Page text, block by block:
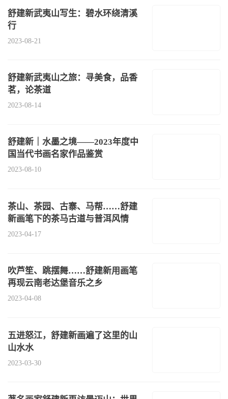
舒建新武夷山写生：碧水环绕清溪
行
2023-08-21
舒建新武夷山之旅：寻美食，品香
茗，论茶道
2023-08-14
舒建新｜水墨之境——2023年度中
国当代书画名家作品鉴赏
2023-08-10
茶山、茶园、古寨、马帮……舒建
新画笔下的茶马古道与普洱风情
2023-04-17
吹芦笙、跳摆舞……舒建新用画笔
再现云南老达堡音乐之乡
2023-04-08
五进怒江，舒建新画遍了这里的山
山水水
2023-03-30